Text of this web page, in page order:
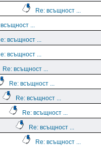
Re: всъщност ...
...
всъщност ...
всъщност ...
Re: всъщност ...
Re: всъщност ...
Re: всъщност ...
Re: всъщност ...
Re: всъщност ...
Re: всъщност ...